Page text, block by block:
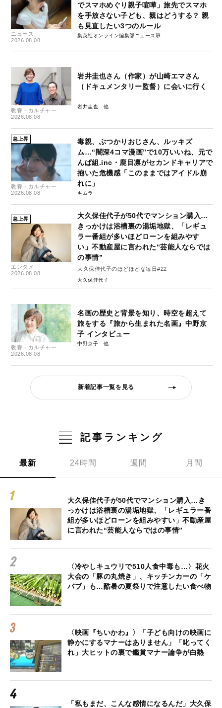
ニュース
2026.08.08
でスマホめぐり親子喧嘩」旅先でスマホ
を手放さない子ども、親はどうする？ 親
も見直したい3つのルール
集英社オンライン編集部ニュース班
教養・カルチャー
2026.08.08
岩井圭也さん（作家）が山崎エマさん
（ドキュメンタリー監督）に会いに行く
岩井圭也
急上昇
教養・カルチャー
2026.08.08
毒親、ぶつかりおじさん、ルッキズ
ム…“闇深4コマ漫画”で10万いいね、元で
んぱ組.inc・鹿目凛がセカンドキャリアで
抱いた危機感「このままではアイドル崩
れに」
キムラ
急上昇
エンタメ
2026.08.08
大久保佳代子が50代でマンション購入…
きっかけは浴槽裏の湯垢地獄、「レギュ
ラー番組が多いほどローンを組みやす
い」不動産屋に言われた“芸能人ならでは
の事情”
大久保佳代子のほどほどな毎日#22
大久保佳代子
教養・カルチャー
2026.08.08
名画の歴史と背景を知り、時空を超えて
旅をする『旅から生まれた名画』中野京
子 インタビュー
中野京子
新着記事一覧を見る
記事ランキング
最新 24時間 週間 月間
大久保佳代子が50代でマンション購入…き
っかけは浴槽裏の湯垢地獄、「レギュラー番
組が多いほどローンを組みやすい」不動産屋
に言われた“芸能人ならではの事情”
〈冷やしキュウリで510人食中毒も…〉花火
大会の「豚の丸焼き」、キッチンカーの「ケ
バブ」も…酷暑の夏祭りで注意したい食べ物
〈映画『ちいかわ』〉「子ども向けの映画に
静かにするマナーはありません」「叱ってく
れ」大ヒットの裏で鑑賞マナー論争が白熱
「私もまだ、こんな感情になるんだ」大久保